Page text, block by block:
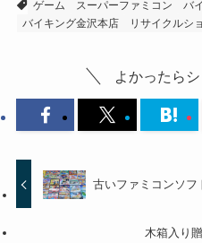
ゲーム
スーパーファミコン バ
バイキング金沢本店
リサイクルシ
よかったら
古いファミコンソフ
木箱入り